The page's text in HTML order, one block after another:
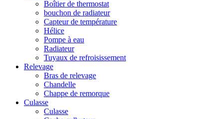
Boîtier de thermostat
bouchon de radiateur
Capteur de température
Hélice
Pompe à eau
Radiateur
Tuyaux de refroisissement
Relevage
Bras de relevage
Chandelle
Chappe de remorque
Culasse
Culasse